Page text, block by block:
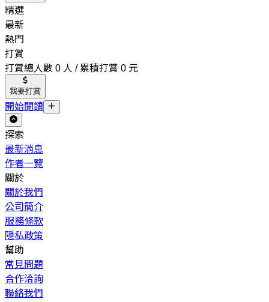
精選
最新
熱門
打賞
打賞總人數 0 人 / 累積打賞 0 元
我要打賞
開始閱讀
探索
最新消息
作者一覽
關於
關於我們
公司簡介
服務條款
隱私政策
幫助
常見問題
合作洽詢
聯絡我們